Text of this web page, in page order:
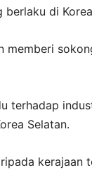
di
memberi
terhadap
Selatan.
kerajaan